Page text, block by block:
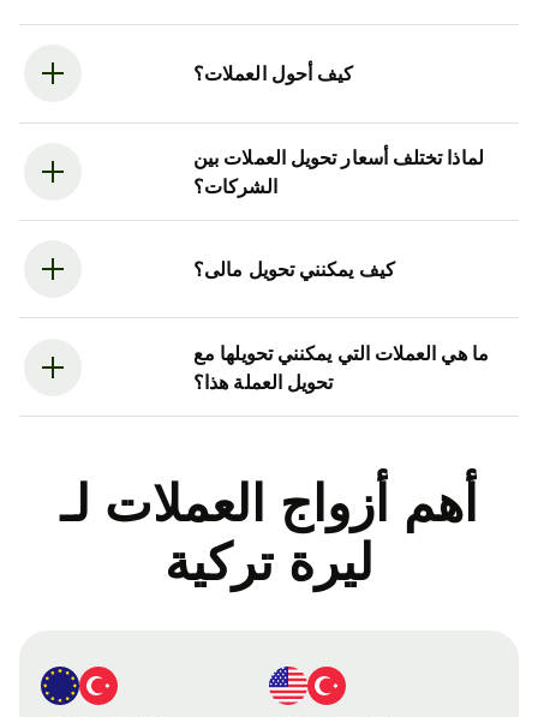
كيف أحول العملات؟
لماذا تختلف أسعار تحويل العملات بين
الشركات؟
كيف يمكنني تحويل مالى؟
ما هي العملات التي يمكنني تحويلها مع
تحويل العملة هذا؟
أهم أزواج العملات لـ
ليرة تركية